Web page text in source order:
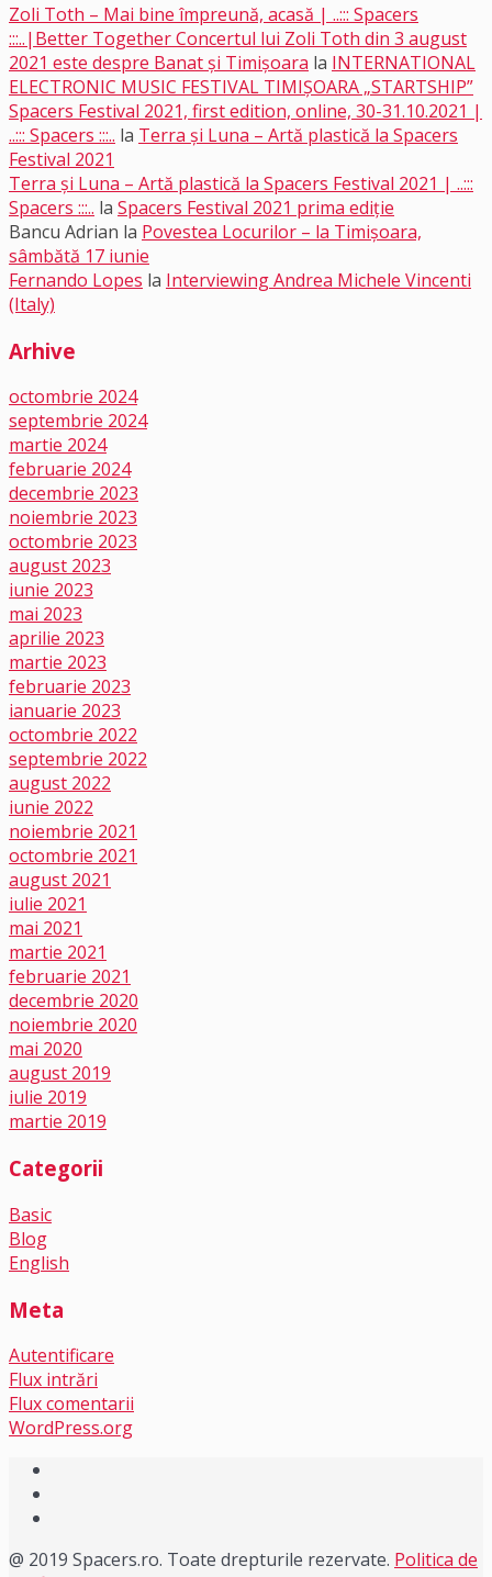
Zoli Toth – Mai bine împreună, acasă | ..::: Spacers
:::..|Better Together Concertul lui Zoli Toth din 3 august
2021 este despre Banat și Timișoara la INTERNATIONAL
ELECTRONIC MUSIC FESTIVAL TIMIȘOARA „STARTSHIP”
Spacers Festival 2021, first edition, online, 30-31.10.2021 |
..::: Spacers :::.. la Terra și Luna – Artă plastică la Spacers
Festival 2021
Terra și Luna – Artă plastică la Spacers Festival 2021 | ..:::
Spacers :::.. la Spacers Festival 2021 prima ediție
Bancu Adrian la Povestea Locurilor – la Timișoara,
sâmbătă 17 iunie
Fernando Lopes la Interviewing Andrea Michele Vincenti
(Italy)
Arhive
octombrie 2024
septembrie 2024
martie 2024
februarie 2024
decembrie 2023
noiembrie 2023
octombrie 2023
august 2023
iunie 2023
mai 2023
aprilie 2023
martie 2023
februarie 2023
ianuarie 2023
octombrie 2022
septembrie 2022
august 2022
iunie 2022
noiembrie 2021
octombrie 2021
august 2021
iulie 2021
mai 2021
martie 2021
februarie 2021
decembrie 2020
noiembrie 2020
mai 2020
august 2019
iulie 2019
martie 2019
Categorii
Basic
Blog
English
Meta
Autentificare
Flux intrări
Flux comentarii
WordPress.org
@ 2019 Spacers.ro. Toate drepturile rezervate. Politica de